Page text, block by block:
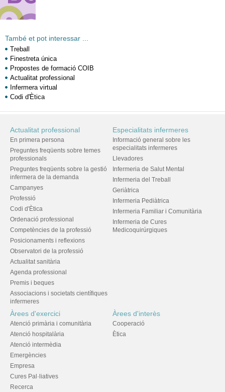
També et pot interessar ...
Treball
Finestreta única
Propostes de formació COIB
Actualitat professional
Infermera virtual
Codi d'Ètica
Actualitat professional
En primera persona
Preguntes freqüents sobre temes
professionals
Preguntes freqüents sobre la gestió
infermera de la demanda
Campanyes
Professió
Codi d'Ètica
Ordenació professional
Competències de la professió
Posicionaments i reflexions
Observatori de la professió
Actualitat sanitària
Agenda professional
Premis i beques
Associacions i societats científiques
infermeres
Especialitats infermeres
Informació general sobre les
especialitats infermeres
Llevadores
Infermeria de Salut Mental
Infermeria del Treball
Geriàtrica
Infermeria Pediàtrica
Infermeria Familiar i Comunitària
Infermeria de Cures
Medicoquirúrgiques
Àrees d'exercici
Atenció primària i comunitària
Atenció hospitalària
Atenció intermèdia
Emergències
Empresa
Cures Pal·liatives
Recerca
Àrees d'interès
Cooperació
Ètica